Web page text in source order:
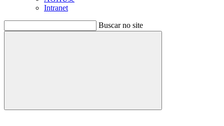
Intranet
Buscar no site
Buscar